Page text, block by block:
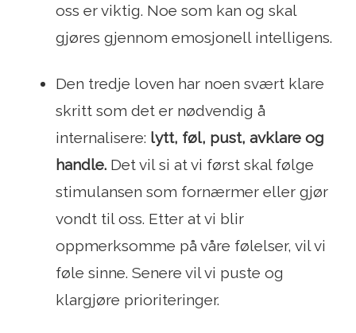
oss er viktig. Noe som kan og skal
gjøres gjennom emosjonell intelligens.
Den tredje loven har noen svært klare
skritt som det er nødvendig å
internalisere: lytt, føl, pust, avklare og
handle. Det vil si at vi først skal følge
stimulansen som fornærmer eller gjør
vondt til oss. Etter at vi blir
oppmerksomme på våre følelser, vil vi
føle sinne. Senere vil vi puste og
klargjøre prioriteringer.